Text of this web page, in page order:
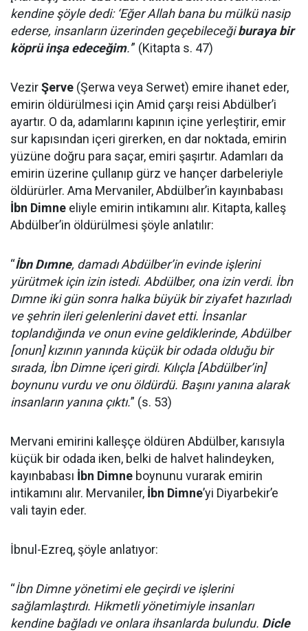
kendine şöyle dedi: ‘Eğer Allah bana bu mülkü nasip
ederse, insanların üzerinden geçebileceğiburaya bir
köprü inşa edeceğim.'” (Kitapta s. 47)
VezirŞerve (Şerwa veya Serwet) emire ihanet eder,
emirin öldürülmesi için Amid çarşı reisi Abdülber’i
ayartır. O da, adamlarını kapının içine yerleştirir, emir
sur kapısından içeri girerken, en dar noktada, emirin
yüzüne doğru para saçar, emiri şaşırtır. Adamları da
emirin üzerine çullanıp gürz ve hançer darbeleriyle
öldürürler. Ama Mervaniler, Abdülber’in kayınbabası
İbn Dimne eliyle emirin intikamını alır. Kitapta, kalleş
Abdülber’in öldürülmesi şöyle anlatılır:
“İbn Dımne, damadı Abdülber’in evinde işlerini
yürütmek için izin istedi. Abdülber, ona izin verdi. İbn
Dımne iki gün sonra halka büyük bir ziyafet hazırladı
ve şehrin ileri gelenlerini davet etti. İnsanlar
toplandığında ve onun evine geldiklerinde, Abdülber
[onun] kızının yanında küçük bir odada olduğu bir
sırada, İbn Dimne içeri girdi. Kılıçla [Abdülber’in]
boynunu vurdu ve onu öldürdü. Başını yanına alarak
insanların yanına çıktı.” (s. 53)
Mervani emirini kalleşçe öldüren Abdülber, karısıyla
küçük bir odada iken, belki de halvet halindeyken,
kayınbabası İbn Dimne boynunu vurarak emirin
intikamını alır. Mervaniler, İbn Dimne’yi Diyarbekir’e
vali tayin eder.
İbnul-Ezreq, şöyle anlatıyor:
“İbn Dimne yönetimi ele geçirdi ve işlerini
sağlamlaştırdı. Hikmetli yönetimiyle insanları
kendine bağladı ve onlara ihsanlarda bulundu. Dicle